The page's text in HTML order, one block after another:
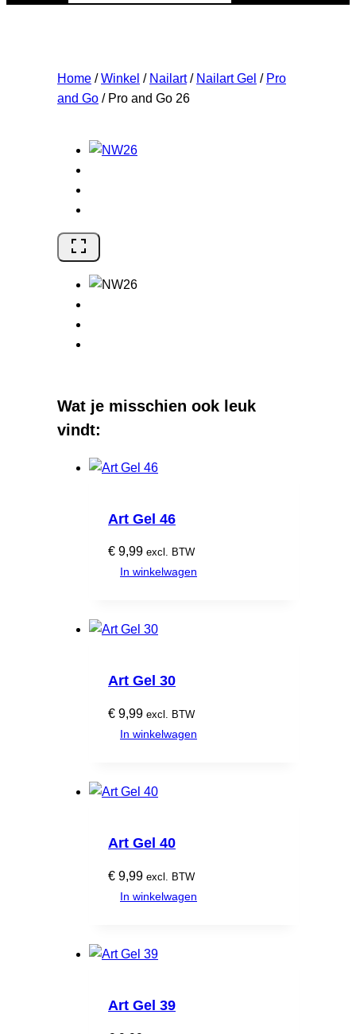
Home / Winkel / Nailart / Nailart Gel / Pro
and Go / Pro and Go 26
Wat je misschien ook leuk
vindt:
Art Gel 46
€ 9,99 excl. BTW
In winkelwagen
Art Gel 30
€ 9,99 excl. BTW
In winkelwagen
Art Gel 40
€ 9,99 excl. BTW
In winkelwagen
Art Gel 39